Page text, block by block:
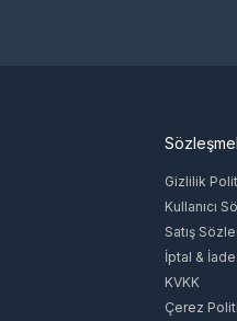
Gizlilik
Kullanıcı
Satış
İptal & İade
KVKK
Çerez